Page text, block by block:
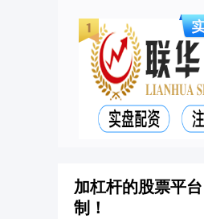
加杠杆的股票平
制！